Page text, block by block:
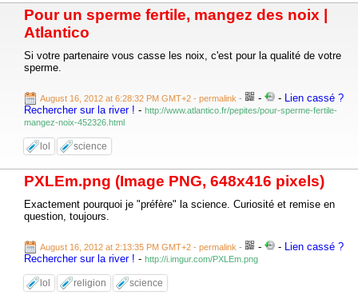
Pour un sperme fertile, mangez des noix |
Atlantico
Si votre partenaire vous casse les noix, c'est pour la qualité de votre
sperme.
August 16, 2012 at 6:28:32 PM GMT+2 - permalink - - - Lien cassé ?
Rechercher sur la river ! - http://www.atlantico.fr/pepites/pour-sperme-fertile-
mangez-noix-452326.html
lol science
PXLEm.png (Image PNG, 648x416 pixels)
Exactement pourquoi je "préfère" la science. Curiosité et remise en
question, toujours.
August 16, 2012 at 2:13:35 PM GMT+2 - permalink - - - Lien cassé ?
Rechercher sur la river ! - http://i.imgur.com/PXLEm.png
lol religion science